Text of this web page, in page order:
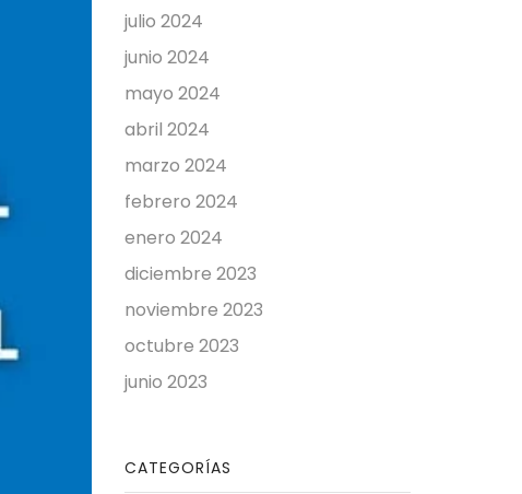
julio 2024
junio 2024
mayo 2024
abril 2024
marzo 2024
febrero 2024
enero 2024
diciembre 2023
noviembre 2023
octubre 2023
junio 2023
CATEGORÍAS